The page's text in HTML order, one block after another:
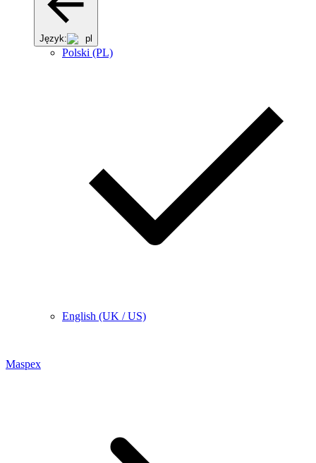
Język: pl
Polski (PL)
English (UK / US)
Maspex